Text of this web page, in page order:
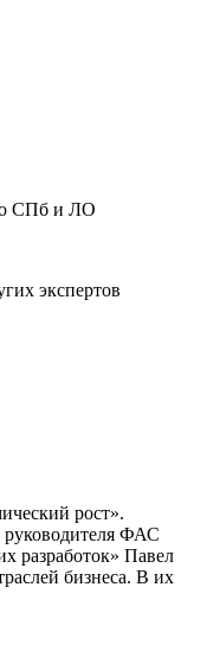
экспертов
рост».
руководителя ФАС
разработок» Павел
бизнеса. В их